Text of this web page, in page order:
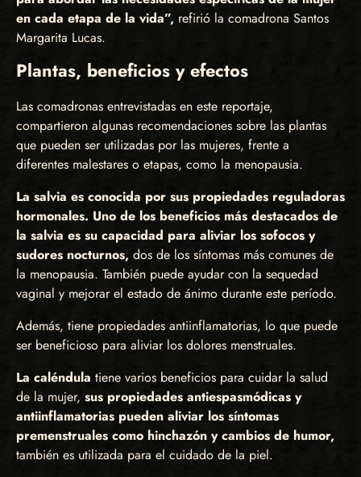
en cada etapa de la vida”, refirió la comadrona Santos
Margarita Lucas.
Plantas, beneficios y efectos
Las comadronas entrevistadas en este reportaje,
compartieron algunas recomendaciones sobre las plantas
que pueden ser utilizadas por las mujeres, frente a
diferentes malestares o etapas, como la menopausia.
La salvia es conocida por sus propiedades reguladoras
hormonales. Uno de los beneficios más destacados de
la salvia es su capacidad para aliviar los sofocos y
sudores nocturnos, dos de los síntomas más comunes de
la menopausia. También puede ayudar con la sequedad
vaginal y mejorar el estado de ánimo durante este período.
Además, tiene propiedades antiinflamatorias, lo que puede
ser beneficioso para aliviar los dolores menstruales.
La caléndula tiene varios beneficios para cuidar la salud
de la mujer, sus propiedades antiespasmódicas y
antiinflamatorias pueden aliviar los síntomas
premenstruales como hinchazón y cambios de humor,
también es utilizada para el cuidado de la piel.